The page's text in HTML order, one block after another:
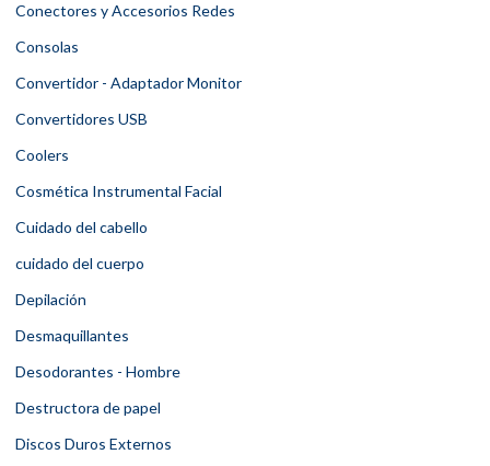
Conectores y Accesorios Redes
Consolas
Convertidor - Adaptador Monitor
Convertidores USB
Coolers
Cosmética Instrumental Facial
Cuidado del cabello
cuidado del cuerpo
Depilación
Desmaquillantes
Desodorantes - Hombre
Destructora de papel
Discos Duros Externos